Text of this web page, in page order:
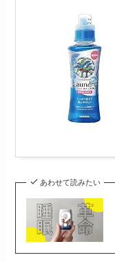
あわせて読みたい